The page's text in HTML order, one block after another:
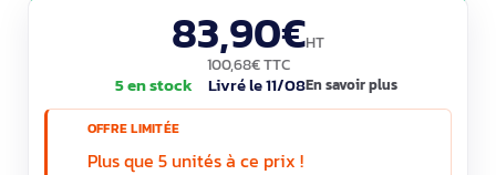
83,90€HT
100,68€ TTC
5 en stock Livré le 11/08En savoir plus
OFFRE LIMITÉE
Plus que 5 unités à ce prix !